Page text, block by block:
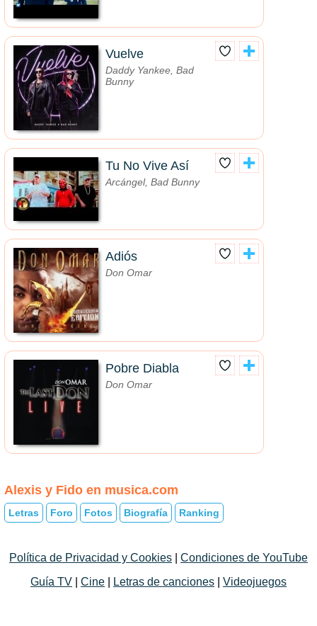
Vuelve
Daddy Yankee, Bad
Bunny
Tu No Vive Así
Arcángel, Bad Bunny
Adiós
Don Omar
Pobre Diabla
Don Omar
Alexis y Fido en musica.com
Letras Foro Fotos Biografía Ranking
Política de Privacidad y Cookies
Condiciones de YouTube
Guía TV
Cine Letras de canciones Videojuegos